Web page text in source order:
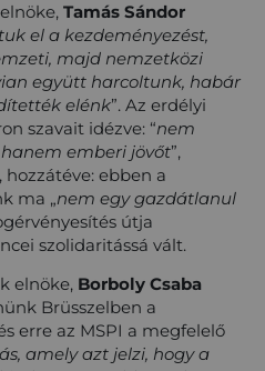
Tamás Sándor
el a kezdeményezést,
majd nemzetközi
együtt harcoltunk, habár
elénk”. Az erdélyi
szavait idézve: “nem
emberi jövőt”,
ebben a
ma „nem egy gazdátlanul
útja
szolidaritássá vált.
elnöke, Borboly Csaba
Brüsszelben a
erre az MSPI a megfelelő
amely azt jelzi, hogy a